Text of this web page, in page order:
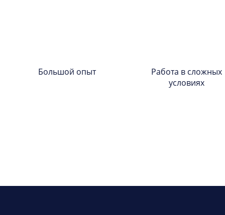
Большой опыт
Работа в сложных
условиях